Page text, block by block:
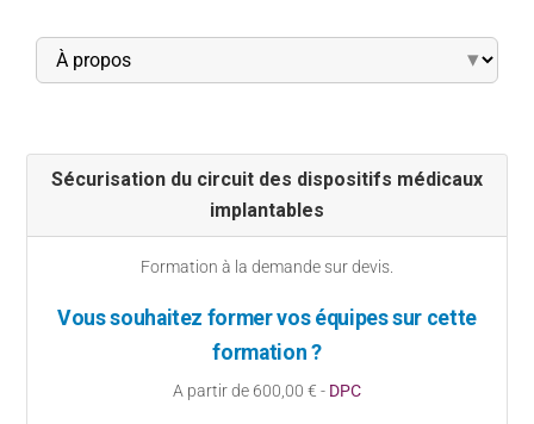
▾
Sécurisation du circuit des dispositifs médicaux
implantables
Formation à la demande sur devis.
Vous souhaitez former vos équipes sur cette
formation ?
A partir de 600,00 € - DPC